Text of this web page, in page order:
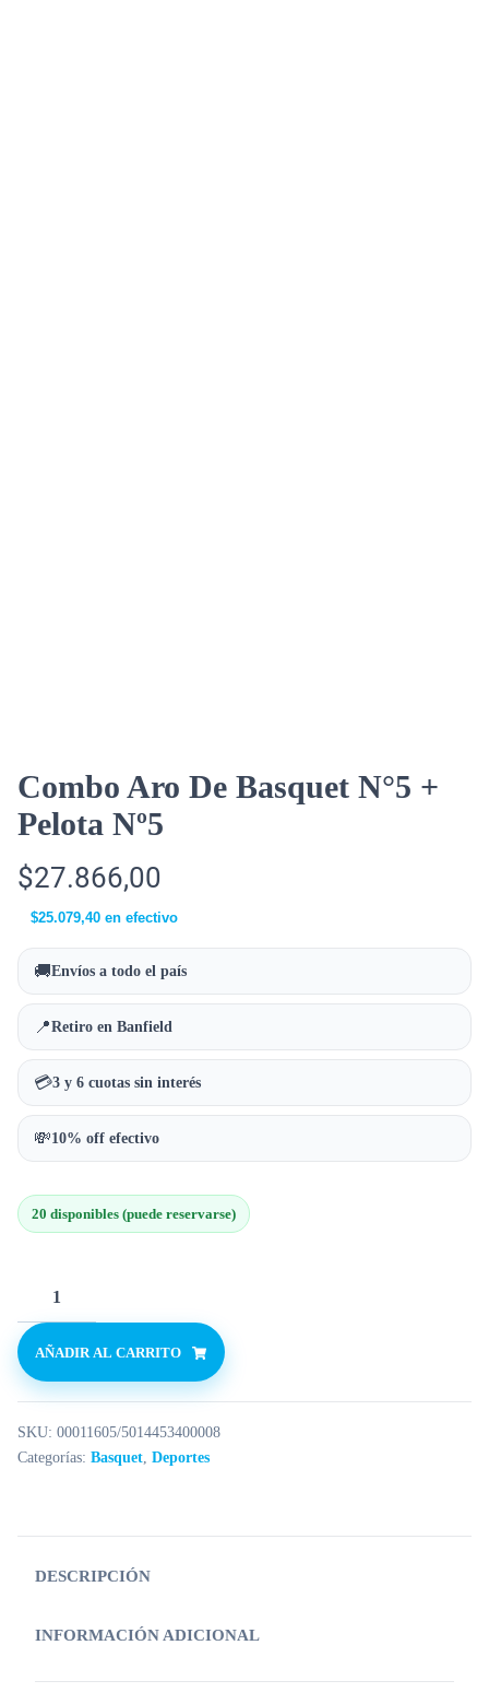
Combo Aro De Basquet N°5 +
Pelota Nº5
$27.866,00
$25.079,40 en efectivo
🚚Envíos a todo el país
📍Retiro en Banfield
💳3 y 6 cuotas sin interés
💸10% off efectivo
20 disponibles (puede reservarse)
AÑADIR AL CARRITO
SKU: 00011605/5014453400008
Categorías: Basquet, Deportes
DESCRIPCIÓN
INFORMACIÓN ADICIONAL